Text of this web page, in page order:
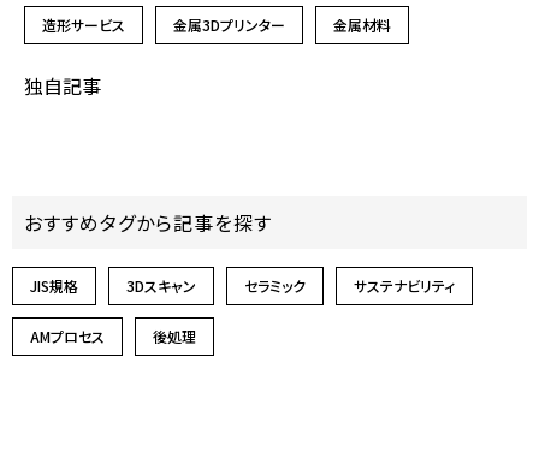
造形サービス 金属3Dプリンター 金属材料
独自記事
おすすめタグから記事を探す
JIS規格 3Dスキャン セラミック サステナビリティ
AMプロセス 後処理